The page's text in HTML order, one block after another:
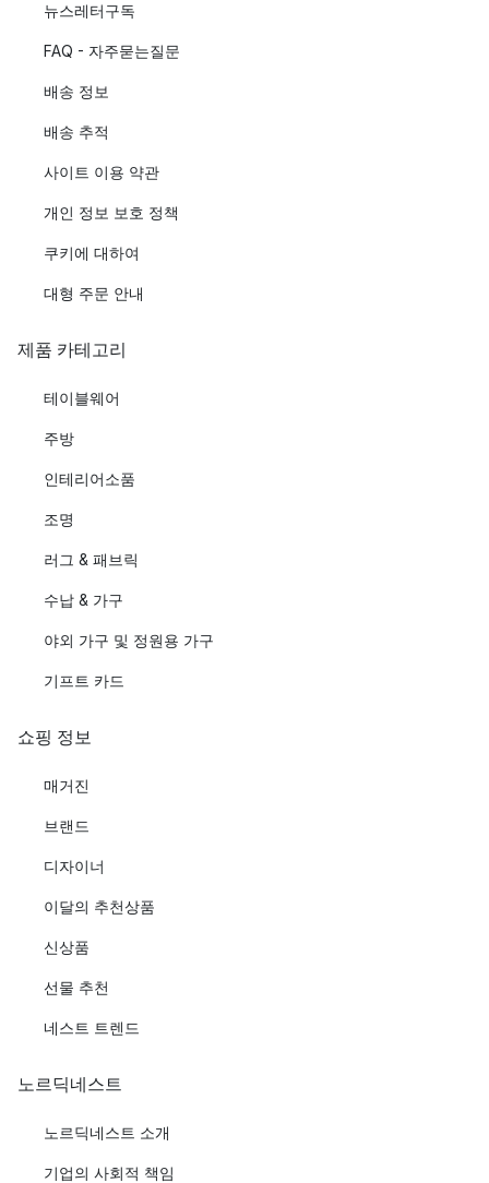
뉴스레터구독
FAQ - 자주묻는질문
배송 정보
배송 추적
사이트 이용 약관
개인 정보 보호 정책
쿠키에 대하여
대형 주문 안내
제품 카테고리
테이블웨어
주방
인테리어소품
조명
러그 & 패브릭
수납 & 가구
야외 가구 및 정원용 가구
기프트 카드
쇼핑 정보
매거진
브랜드
디자이너
이달의 추천상품
신상품
선물 추천
네스트 트렌드
노르딕네스트
노르딕네스트 소개
기업의 사회적 책임